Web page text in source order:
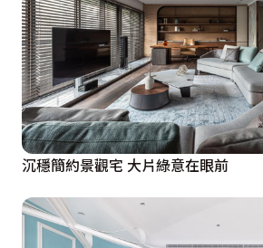
沉穩簡約景觀宅 大片綠意在眼前